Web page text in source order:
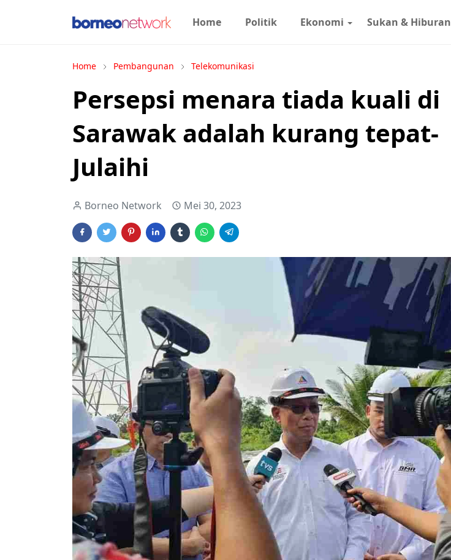
Home Politik Ekonomi Sukan & Hiburan
Home Pembangunan Telekomunikasi
Persepsi menara tiada kuali di
Sarawak adalah kurang tepat-
Julaihi
Borneo Network Mei 30, 2023